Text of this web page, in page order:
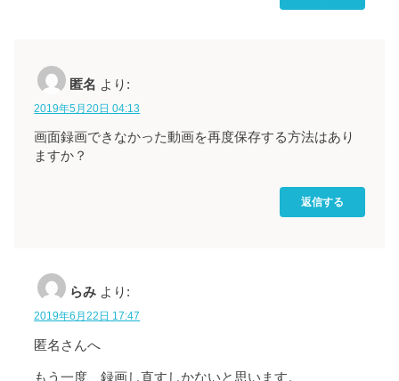
匿名 より:
2019年5月20日 04:13
画面録画できなかった動画を再度保存する方法はあり
ますか？
返信する
らみ より:
2019年6月22日 17:47
匿名さんへ
もう一度、録画し直すしかないと思います。